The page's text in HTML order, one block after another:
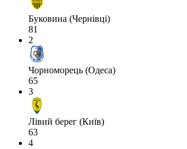
Буковина (Чернівці)
81
2
Чорноморець (Одеса)
65
3
Лівий берег (Київ)
63
4